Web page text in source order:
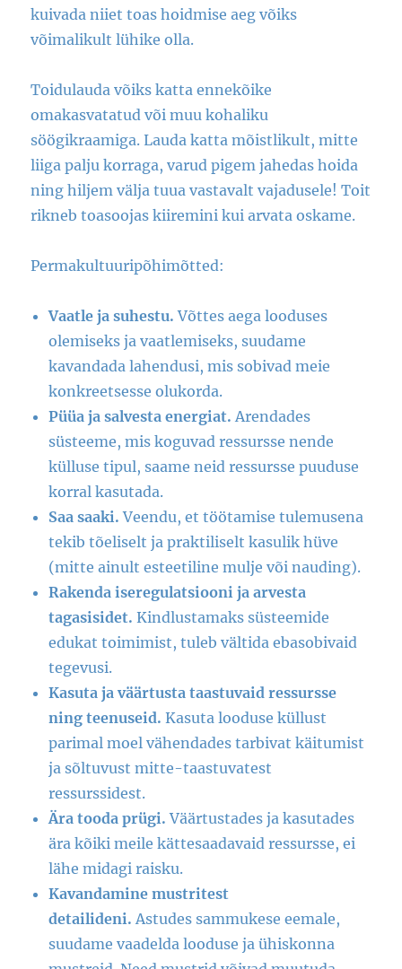
kuivada niiet toas hoidmise aeg võiks
võimalikult lühike olla.
Toidulauda võiks katta ennekõike
omakasvatatud või muu kohaliku
söögikraamiga. Lauda katta mõistlikult, mitte
liiga palju korraga, varud pigem jahedas hoida
ning hiljem välja tuua vastavalt vajadusele! Toit
rikneb toasoojas kiiremini kui arvata oskame.
Permakultuuripõhimõtted:
Vaatle ja suhestu. Võttes aega looduses
olemiseks ja vaatlemiseks, suudame
kavandada lahendusi, mis sobivad meie
konkreetsesse olukorda.
Püüa ja salvesta energiat. Arendades
süsteeme, mis koguvad ressursse nende
külluse tipul, saame neid ressursse puuduse
korral kasutada.
Saa saaki. Veendu, et töötamise tulemusena
tekib tõeliselt ja praktiliselt kasulik hüve
(mitte ainult esteetiline mulje või nauding).
Rakenda iseregulatsiooni ja arvesta
tagasisidet. Kindlustamaks süsteemide
edukat toimimist, tuleb vältida ebasobivaid
tegevusi.
Kasuta ja väärtusta taastuvaid ressursse
ning teenuseid. Kasuta looduse küllust
parimal moel vähendades tarbivat käitumist
ja sõltuvust mitte-taastuvatest
ressurssidest.
Ära tooda prügi. Väärtustades ja kasutades
ära kõiki meile kättesaadavaid ressursse, ei
lähe midagi raisku.
Kavandamine mustritest
detailideni. Astudes sammukese eemale,
suudame vaadelda looduse ja ühiskonna